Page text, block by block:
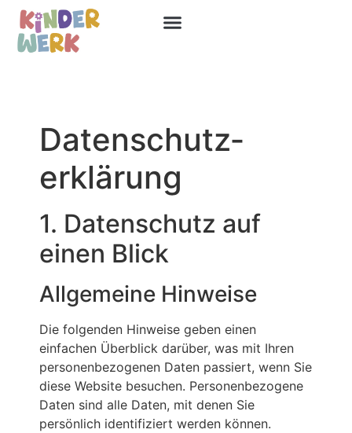
Datenschutz­
erklärung
1. Datenschutz auf
einen Blick
Allgemeine Hinweise
Die folgenden Hinweise geben einen
einfachen Überblick darüber, was mit Ihren
personenbezogenen Daten passiert, wenn Sie
diese Website besuchen. Personenbezogene
Daten sind alle Daten, mit denen Sie
persönlich identifiziert werden können.